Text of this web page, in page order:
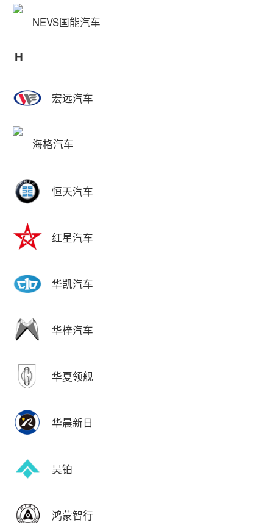
NEVS国能汽车
H
宏远汽车
海格汽车
恒天汽车
红星汽车
华凯汽车
华梓汽车
华夏领舰
华晨新日
昊铂
鸿蒙智行